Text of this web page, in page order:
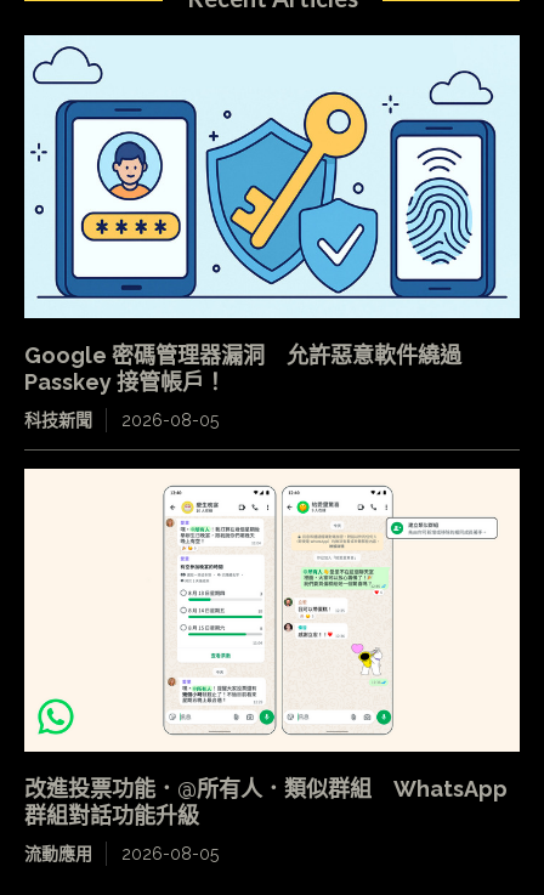
Google 密碼管理器漏洞 允許惡意軟件繞過
Passkey 接管帳戶！
科技新聞 2026-08-05
改進投票功能．@所有人．類似群組 WhatsApp
群組對話功能升級
流動應用 2026-08-05